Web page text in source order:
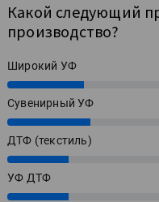
Какой следующий
производство?
Широкий УФ
25%
Сувенирный УФ
27%
ДТФ (текстиль)
20%
УФ ДТФ
20%